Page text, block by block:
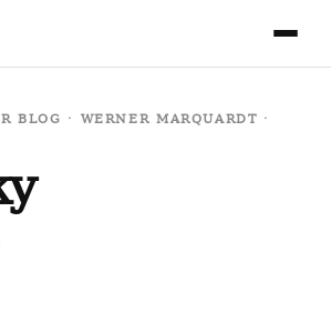
BLOG · WERNER MARQUARDT ·